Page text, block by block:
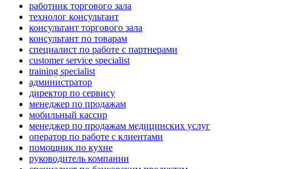
работник торгового зала
технолог консультант
консультант торгового зала
консультант по товарам
специалист по работе с партнерами
customer service specialist
training specialist
администратор
директор по сервису
менеджер по продажам
мобильный кассир
менеджер по продажам медицинских услуг
оператор по работе с клиентами
помощник по кухне
руководитель компании